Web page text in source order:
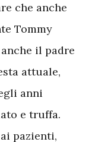
che anche
Tommy
il padre
attuale,
anni
e truffa.
pazienti,